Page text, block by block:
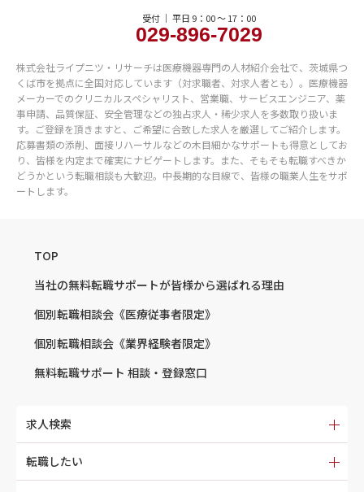
受付 ｜ 平日 9：00 〜 17：00
029-896-7029
株式会社ライプニツ・リサーチは医療機器専門の人材紹介会社で、茨城県つ
くば市を拠点に全国対応しています（対求職者、対求人者とも）。医療機器
メーカーでのクリニカルスペシャリスト、営業職、サービスエンジニア、薬
事申請、品質保証、安全管理などの独占求人・稀少求人を多数取り扱いま
す。ご登録を頂きますと、ご希望に合致した求人を厳選してご紹介します。
応募書類の添削、面接リハーサルなどの木目細かなサポートも得意としてお
り、皆様を内定まで確実にナビゲートします。また、そもそも転職すべきか
どうかという転職相談も大歓迎。中長期的な目線で、皆様の職業人生をサポ
ートします。
TOP
当社の無料転職サポートが皆様から選ばれる理由
個別転職相談会 《医療従事者限定》
個別転職相談会 《業界経験者限定》
無料転職サポート 相談・登録窓口
求人検索
転職したい